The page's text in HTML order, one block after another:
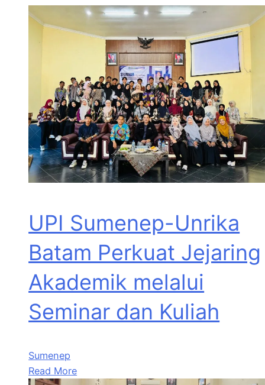
UPI Sumenep-Unrika
Batam Perkuat Jejaring
Akademik melalui
Seminar dan Kuliah
Sumenep
Read More